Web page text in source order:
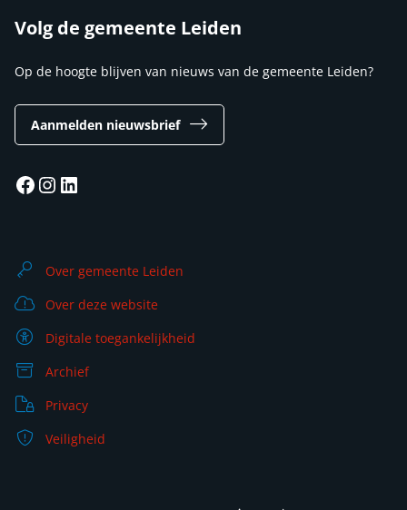
Volg de gemeente Leiden
Op de hoogte blijven van nieuws van de gemeente Leiden?
Aanmelden nieuwsbrief
Facebook
Instagram
LinkedIn
Over gemeente Leiden
Over deze website
Digitale toegankelijkheid
Archief
Privacy
Veiligheid